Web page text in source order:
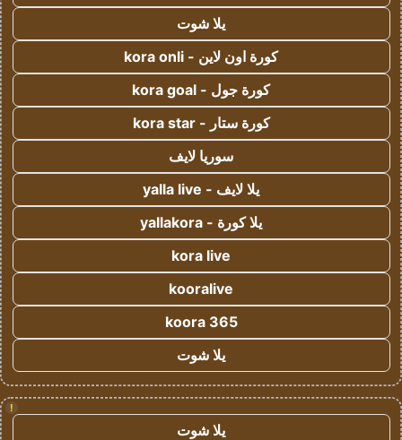
يلا شوت
كورة اون لاين - kora onli
كورة جول - kora goal
كورة ستار - kora star
سوريا لايف
يلا لايف - yalla live
يلا كورة - yallakora
kora live
kooralive
koora 365
يلا شوت
!
يلا شوت